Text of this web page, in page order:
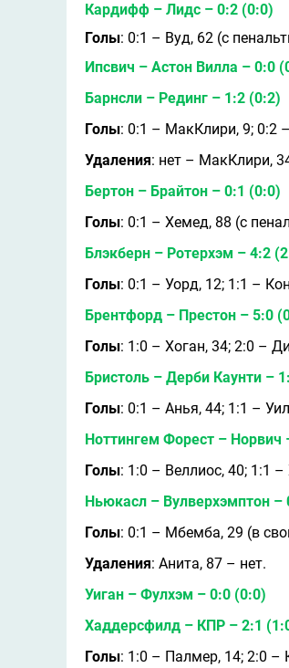
Кардифф – Лидс – 0:2 (0:0)
Голы: 0:1 – Вуд, 62 (с
Ипсвич – Астон Вилла – 0:0
Барнсли – Рединг – 1:2 (0:2)
Голы: 0:1 – МакКлири, 9; 0:2
Удаления: нет – МакКлири,
Бертон – Брайтон – 0:1 (0:0)
Голы: 0:1 – Хемед, 88 (с
Блэкберн – Ротерхэм – 4:2
Голы: 0:1 – Уорд, 12; 1:1 –
Брентфорд – Престон – 5:0
Голы: 1:0 – Хоган, 34; 2:0 –
Бристоль – Дерби Каунти –
Голы: 0:1 – Анья, 44; 1:1 –
Ноттингем Форест – Норвич
Голы: 1:0 – Веллиос, 40; 1:1
Ньюкасл – Вулверхэмптон –
Голы: 0:1 – Мбемба, 29 (в
Удаления: Анита, 87 – нет.
Уиган – Фулхэм – 0:0 (0:0)
Хаддерсфилд – КПР – 2:1
Голы: 1:0 – Палмер, 14; 2:0 –